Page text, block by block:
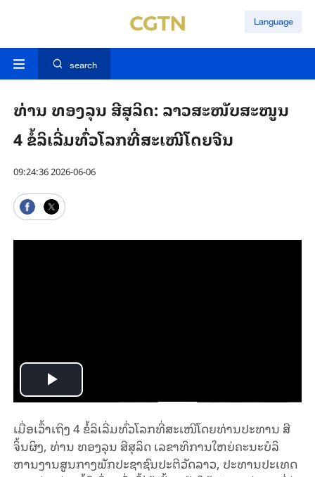
Language
search
ທ່ານ ທອງລຸນ ສີສຸລິດ: ລາວສະໜັບສະໜູນ
4 ຂໍ້ລິເລີ່ມທົ່ວໂລກທີ່ສະເໜີໂດຍຈີນ
09:24:36 2026-06-06
Play
Video
ເມື່ອ​ເວົ້າ​ເຖິງ 4 ຂໍ້​ລິ​ເລີ່ມທົ່ວ​ໂລກ​ທີ່​ສະ​ເໜີໂດຍ​ທ່ານປະ​ທານ ສີ​
ຈິ້ນ​ຜິງ, ທ່ານ ທອງ​ລຸນ​ ສີ​ສຸ​ລິດ ເລ​ຂາ​ທິ​ການ​ໃຫຍ່​ຄະ​ນະ​ບໍ​ລິ​
ຫານ​ງານ​ສູນ​ກາງ​ພັກ​ປະ​ຊາ​ຊົນ​ປະ​ຕິ​ວັດ​ລາວ, ປະ​ທານ​ປະ​ເທດ​